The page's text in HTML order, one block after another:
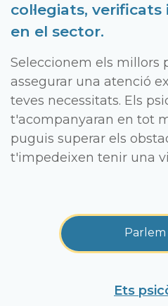
col·legiats,
en el sector.
Seleccionem els millors
assegurar una atenció
teves necessitats. Els
t'acompanyaran en tot
puguis superar els
t'impedeixen tenir una
Parlem
Ets